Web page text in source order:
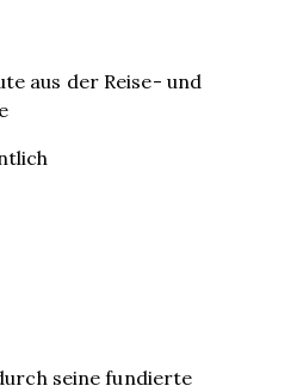
aus der Reise- und
seine fundierte